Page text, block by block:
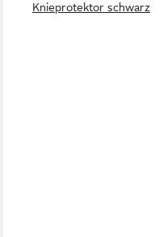
Knieprotektor schwarz